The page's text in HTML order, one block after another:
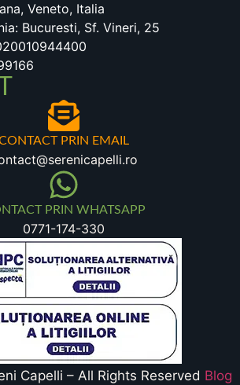
Veneto, Italia
Bucuresti, Sf. Vineri, 25
PRIN EMAIL
PRIN WHATSAPP
0771-174-330
Capelli – All Rights Reserved Blog